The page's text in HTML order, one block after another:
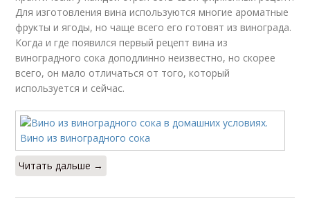
Для изготовления вина используются многие ароматные
фрукты и ягоды, но чаще всего его готовят из винограда.
Когда и где появился первый рецепт вина из
виноградного сока доподлинно неизвестно, но скорее
всего, он мало отличаться от того, который
используется и сейчас.
Читать дальше →